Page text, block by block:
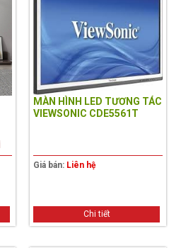
MÀN HÌNH LED TƯƠNG TÁC
VIEWSONIC CDE5561T
Giá bán: Liên hệ
Chi tiết